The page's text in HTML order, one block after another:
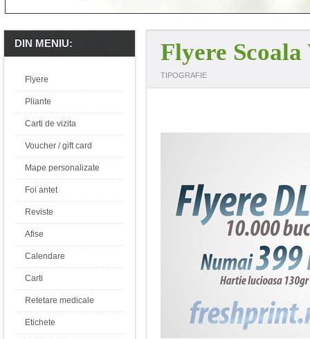
Flyere Scoala
TIPOGRAFIE
DIN MENIU:
Flyere
Pliante
Carti de vizita
Voucher / gift card
Mape personalizate
Foi antet
Reviste
Afise
Calendare
Carti
Retetare medicale
Etichete